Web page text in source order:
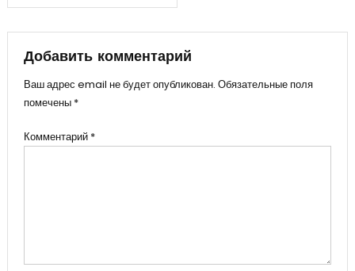
записям
Добавить комментарий
Ваш адрес email не будет опубликован. Обязательные поля
помечены *
Комментарий *